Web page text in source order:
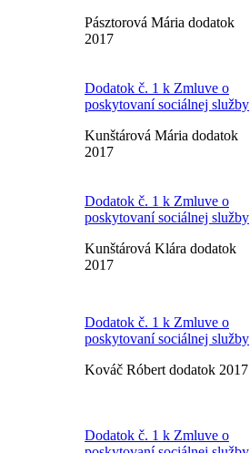
Pásztorová Mária dodatok
2017
Dodatok č. 1 k Zmluve o
poskytovaní sociálnej služby
Kunštárová Mária dodatok
2017
Dodatok č. 1 k Zmluve o
poskytovaní sociálnej služby
Kunštárová Klára dodatok
2017
Dodatok č. 1 k Zmluve o
poskytovaní sociálnej služby
Kováč Róbert dodatok 2017
Dodatok č. 1 k Zmluve o